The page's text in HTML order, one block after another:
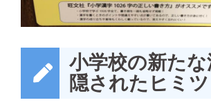
小学校の新た
隠されたヒミツ